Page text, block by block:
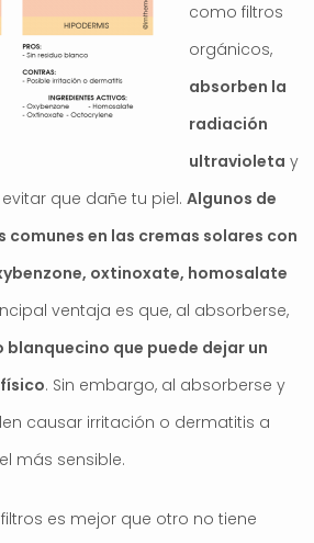
como filtros
orgánicos,
absorben la
radiación
ultravioleta y
que dañe tu piel. Algunos de
comunes en las cremas solares con
oxtinoxate, homosalate
ventaja es que, al absorberse,
blanquecino que puede dejar un
. Sin embargo, al absorberse y
causar irritación o dermatitis a
más sensible.
es mejor que otro no tiene